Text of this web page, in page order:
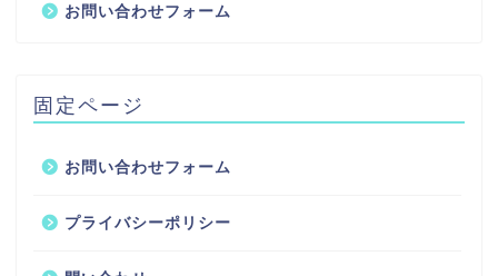
お問い合わせフォーム
固定ページ
お問い合わせフォーム
プライバシーポリシー